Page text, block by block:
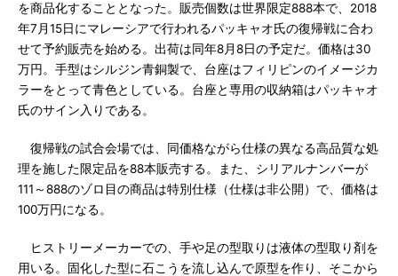
を商品化することとなった。販売個数は世界限定888本で、2018
年7月15日にマレーシアで行われるパッキャオ氏の復帰戦に合わ
せて予約販売を始める。出荷は同年8月8日の予定だ。価格は30
万円。手型はシルジン青銅製で、台座はフィリピンのイメージカ
ラーをとって青色としている。台座と専用の収納箱はパッキャオ
氏のサイン入りである。
復帰戦の試合会場では、同価格ながら仕様の異なる高品質な処
理を施した限定品を88本販売する。また、シリアルナンバーが
111～888のゾロ目の商品は特別仕様（仕様は非公開）で、価格は
100万円になる。
ヒストリーメーカーでの、手や足の型取りは液体の型取り剤を
用いる。固化した型に石こうを流し込んで原型を作り、そこから